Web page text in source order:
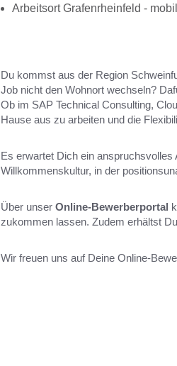
Arbeitsort Grafenrheinfeld -
Du kommst aus der Region
Job nicht den Wohnort wechseln?
Ob im SAP Technical Consulting,
Hause aus zu arbeiten und die
Es erwartet Dich ein anspruchsvolles
Willkommenskultur, in der
Über unser Online-Bewerberportal
zukommen lassen. Zudem erhältst
Wir freuen uns auf Deine Online-